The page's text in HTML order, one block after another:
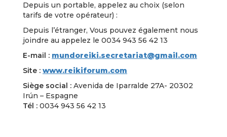
Depuis un portable, appelez au choix (selon
tarifs de votre opérateur) :
Depuis l’étranger, Vous pouvez également nous
joindre au appelez le 0034 943 56 42 13
E-mail : mundoreiki.secretariat@gmail.com
Site : www.reikiforum.com
Siège social : Avenida de Iparralde 27A- 20302
Irún – Espagne
Tél : 0034 943 56 42 13